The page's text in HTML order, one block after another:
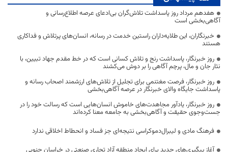
هفدهم مرداد روز پاسداشت تلاش‌گران بی‌ادعای عرصه اطلاع‌رسانی و
آگاهی‌بخشی است
خبرنگاران، این طلایه‌داران راستین خدمت در رسانه، انسان‌های پرتلاش و فداکاری
هستند
روز خبرنگار، پاسداشت رنج و تلاش کسانی است که در خط مقدم جهاد تبیین، با
نثار جان و مال، پرچم آگاهی را بر دوش می‌کشند
روز خبرنگار، فرصت مغتنمی برای تجلیل از تلاش‌های ارزشمند اصحاب رسانه و
پاسداشت جایگاه والای خبرنگار در عرصه آگاهی‌بخشی
روز خبرنگار، یادآور مجاهدت‌های خاموش انسان‌هایی است که رسالت خود را در
جست‌وجوی حقیقت و آگاهی‌بخشی به جامعه معنا کرده‌اند
فرهنگ مادی و لیبرال‌دموکراسی نتیجه‌ای جز فساد و انحطاط اخلاقی ندارد